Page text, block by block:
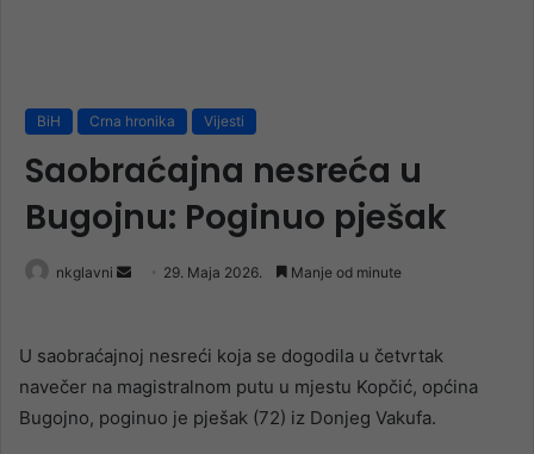
BiH Crna hronika Vijesti
Saobraćajna nesreća u
Bugojnu: Poginuo pješak
nkglavni
Send 29. Maja 2026. Manje od minute
U saobraćajnoj nesreći koja se dogodila u četvrtak
navečer na magistralnom putu u mjestu Kopčić, općina
Bugojno, poginuo je pješak (72) iz Donjeg Vakufa.